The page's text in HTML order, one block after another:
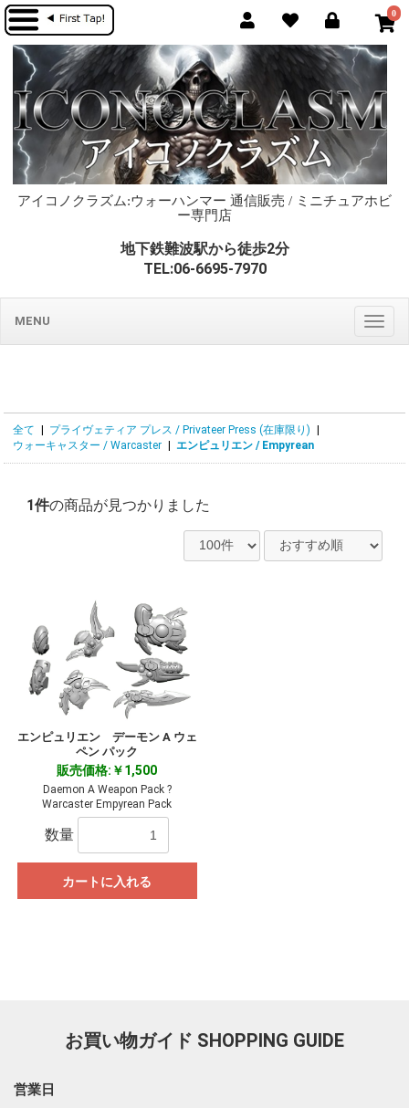
0
アイコノクラズム:ウォーハンマー 通信販売 / ミニチュアホビ
ー専門店
地下鉄難波駅から徒歩2分
TEL:06-6695-7970
MENU
全て プライヴェティア プレス / Privateer Press (在庫限り)
ウォーキャスター / Warcaster
エンピュリエン / Empyrean
1件の商品が見つかりました
エンピュリエン デーモン A ウェ
ペン パック
販売価格:￥1,500
Daemon A Weapon Pack ?
Warcaster Empyrean Pack
数量
カートに入れる
お買い物ガイド SHOPPING GUIDE
営業日